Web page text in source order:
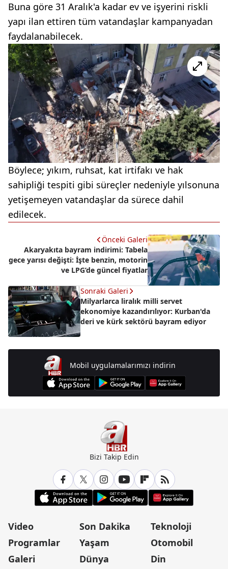
Buna göre 31 Aralık'a kadar ev ve işyerini riskli
yapı ilan ettiren tüm vatandaşlar kampanyadan
faydalanabilecek.
Böylece; yıkım, ruhsat, kat irtifakı ve hak
sahipliği tespiti gibi süreçler nedeniyle yılsonuna
yetişemeyen vatandaşlar da sürece dahil
edilecek.
Önceki Galeri
Akaryakıta bayram indirimi: Tabela
gece yarısı değişti: İşte benzin, motorin
ve LPG’de güncel fiyatlar
Sonraki Galeri
Milyarlarca liralık milli servet
ekonomiye kazandırılıyor: Kurban'da
deri ve kürk sektörü bayram ediyor
Mobil uygulamalarımızı indirin
Bizi Takip Edin
Video
Programlar
Galeri
Son Dakika
Yaşam
Dünya
Teknoloji
Otomobil
Din